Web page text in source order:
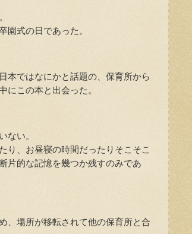
式の日であった。
本ではなにかと話題の、保育所から
にこの本と出会った。
ない。
、お昼寝の時間だったりそこそこ
片的な記憶を幾つか残すのみであ
、場所が移転されて他の保育所と合